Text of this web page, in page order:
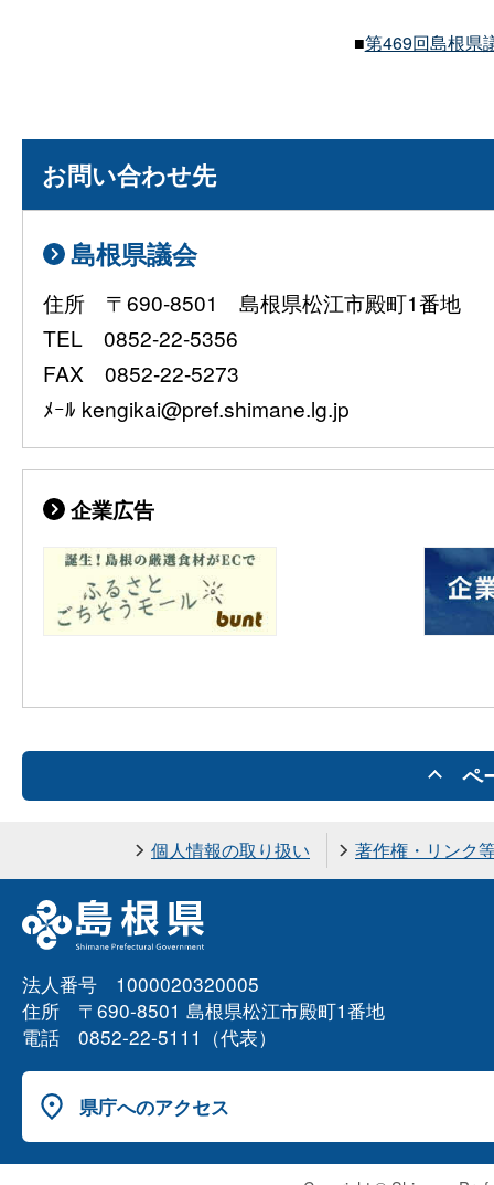
■第469回島根県
お問い合わせ先
島根県議会
住所 〒690-8501 島根県松江市殿町1番地
TEL 0852-22-5356
FAX 0852-22-5273
ﾒｰﾙ kengikai@pref.shimane.lg.jp
企業広告
ペ
個人情報の取り扱い 著作権・リンク
法人番号 1000020320005
住所 〒690-8501 島根県松江市殿町1番地
電話 0852-22-5111（代表）
県庁へのアクセス